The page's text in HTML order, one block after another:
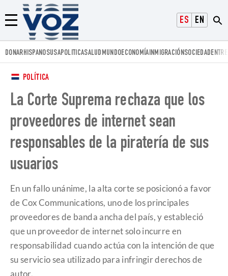
ESPAÑOLENGLISH
Menú
Voz.us
DONARHISPANOSUSAPOLITICASALUD MUNDOECONOMÍAINMIGRACIÓNSOCIEDAD
POLÍTICA
La Corte Suprema rechaza que los
proveedores de internet sean
responsables de la piratería de sus
usuarios
En un fallo unánime, la alta corte se posicionó a favor
de Cox Communications, uno de los principales
proveedores de banda ancha del país, y estableció
que un proveedor de internet solo incurre en
responsabilidad cuando actúa con la intención de que
su servicio sea utilizado para infringir derechos de
autor.